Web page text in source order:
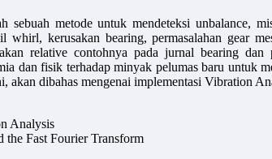
sebuah metode untuk mendeteksi unbalance,
whirl, kerusakan bearing, permasalahan gear
relative contohnya pada jurnal bearing
dan fisik terhadap minyak pelumas baru untuk
akan dibahas mengenai implementasi Vibration
Analysis
the Fast Fourier Transform